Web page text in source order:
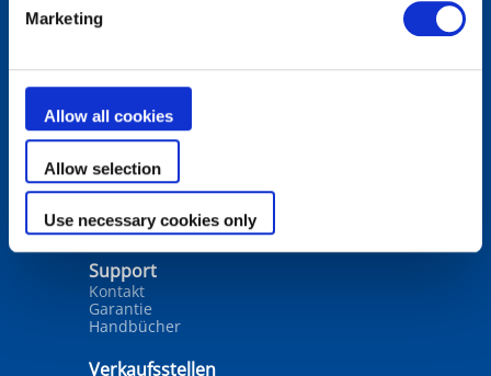
Marketing
Allow all cookies
Allow selection
Use necessary cookies only
Filteranlagen
Wasseraufbereitung
Schwimmbadheizung
Entfeuchtung
Wasseranalyse
Lösungen
Unsere Tipps
Support
Kontakt
Garantie
Handbücher
Verkaufsstellen